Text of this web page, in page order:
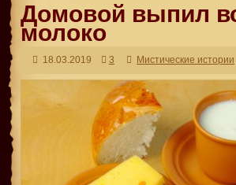
Домовой выпил
молоко
18.03.2019 3 Мистические истории